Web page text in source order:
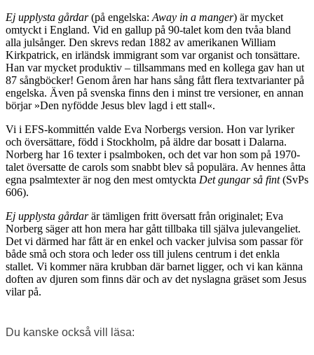
Ej upplysta gårdar(på engelska: Away in a manger) är mycket
omtyckt i England. Vid en gallup på 90-talet kom den tvåa bland
alla julsånger. Den skrevs redan 1882 av amerikanen William
Kirkpatrick, en irländsk immigrant som var organist och tonsättare.
Han var mycket produktiv – tillsammans med en kollega gav han ut
87 sångböcker! Genom åren har hans sång fått flera textvarianter på
engelska. Även på svenska finns den i minst tre versioner, en annan
börjar »Den nyfödde Jesus blev lagd i ett stall«.
Vi i EFS-kommittén valde Eva Norbergs version. Hon var lyriker
och översättare, född i Stockholm, på äldre dar bosatt i Dalarna.
Norberg har 16 texter i psalmboken, och det var hon som på 1970-
talet översatte de carols som snabbt blev så populära. Av hennes åtta
egna psalmtexter är nog den mest omtyckta Det gungar så fint(SvPs
606).
Ej upplysta gårdarär tämligen fritt översatt från originalet; Eva
Norberg säger att hon mera har gått tillbaka till själva julevangeliet.
Det vi därmed har fått är en enkel och vacker julvisa som passar för
både små och stora och leder oss till julens centrum i det enkla
stallet. Vi kommer nära krubban där barnet ligger, och vi kan känna
doften av djuren som finns där och av det nyslagna gräset som Jesus
vilar på.
Du kanske också vill läsa: